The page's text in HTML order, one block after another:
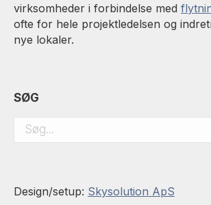
virksomheder i forbindelse med
ofte for hele projektledelsen og
nye lokaler.
SØG
Search:
Design/setup: Skysolution ApS